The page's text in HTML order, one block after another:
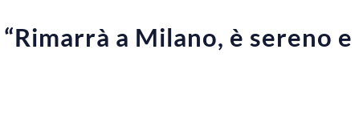
a Milano, è sereno e